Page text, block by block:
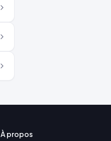
À propos